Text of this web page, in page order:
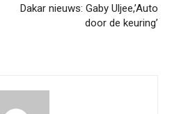
Dakar nieuws: Gaby Uljee,’Auto
door de keuring’